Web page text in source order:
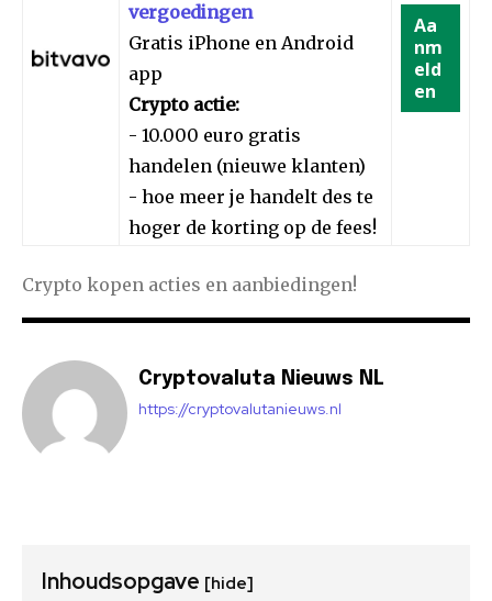
vergoedingen
Gratis iPhone en Android
app
Crypto actie:
- 10.000 euro gratis
handelen (nieuwe klanten)
- hoe meer je handelt des te
hoger de korting op de fees!
Aa
nm
eld
en
Crypto kopen acties en aanbiedingen!
Cryptovaluta Nieuws NL
https://cryptovalutanieuws.nl
Inhoudsopgave [hide]